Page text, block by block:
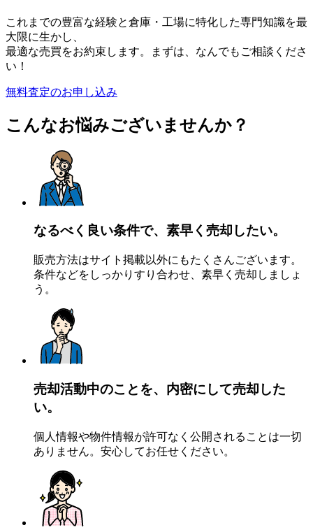
これまでの豊富な経験と倉庫・工場に特化した専門知識を最
大限に生かし、
最適な売買をお約束します。まずは、なんでもご相談くださ
い！
無料査定のお申し込み
こんなお悩みございませんか？
なるべく 良い条件で、 素早く 売却したい。
販売方法はサイト掲載以外にもたくさんございます。
条件などをしっかりすり合わせ、素早く売却しましょ
う。
売却活動中のことを、内密にして売却した
い。
個人情報や物件情報が許可なく公開されることは一切
ありません。安心してお任せください。